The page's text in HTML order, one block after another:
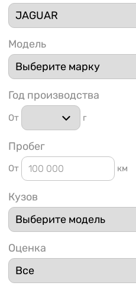
91
Модель
Год производства
От г
Пробег
От км
Кузов
Оценка